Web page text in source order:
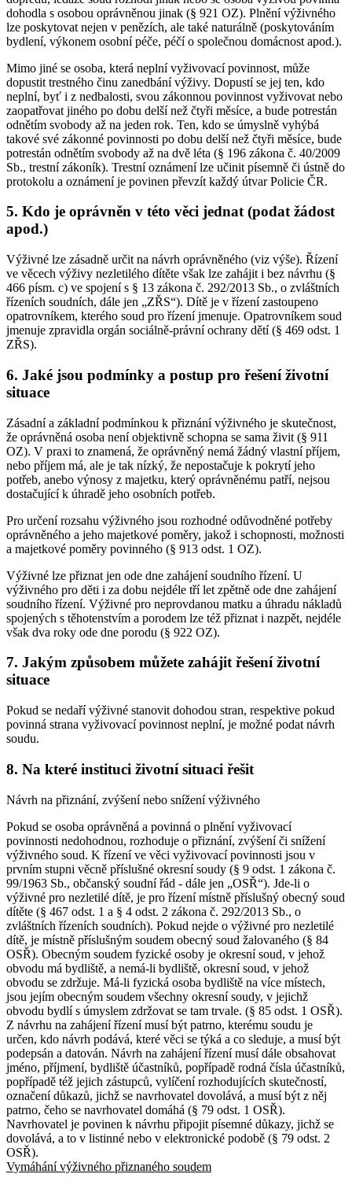
dohodla s osobou oprávněnou jinak (§ 921 OZ). Plnění výživného
lze poskytovat nejen v penězích, ale také naturálně (poskytováním
bydlení, výkonem osobní péče, péčí o společnou domácnost apod.).
Mimo jiné se osoba, která neplní vyživovací povinnost, může
dopustit trestného činu zanedbání výživy. Dopustí se jej ten, kdo
neplní, byť i z nedbalosti, svou zákonnou povinnost vyživovat nebo
zaopatřovat jiného po dobu delší než čtyři měsíce, a bude potrestán
odnětím svobody až na jeden rok. Ten, kdo se úmyslně vyhýbá
takové své zákonné povinnosti po dobu delší než čtyři měsíce, bude
potrestán odnětím svobody až na dvě léta (§ 196 zákona č. 40/2009
Sb., trestní zákoník). Trestní oznámení lze učinit písemně či ústně do
protokolu a oznámení je povinen převzít každý útvar Policie ČR.
5. Kdo je oprávněn v této věci jednat (podat žádost
apod.)
Výživné lze zásadně určit na návrh oprávněného (viz výše). Řízení
ve věcech výživy nezletilého dítěte však lze zahájit i bez návrhu (§
466 písm. c) ve spojení s § 13 zákona č. 292/2013 Sb., o zvláštních
řízeních soudních, dále jen „ZŘS“). Dítě je v řízení zastoupeno
opatrovníkem, kterého soud pro řízení jmenuje. Opatrovníkem soud
jmenuje zpravidla orgán sociálně-právní ochrany dětí (§ 469 odst. 1
ZŘS).
6. Jaké jsou podmínky a postup pro řešení životní
situace
Zásadní a základní podmínkou k přiznání výživného je skutečnost,
že oprávněná osoba není objektivně schopna se sama živit (§ 911
OZ). V praxi to znamená, že oprávněný nemá žádný vlastní příjem,
nebo příjem má, ale je tak nízký, že nepostačuje k pokrytí jeho
potřeb, anebo výnosy z majetku, který oprávněnému patří, nejsou
dostačující k úhradě jeho osobních potřeb.
Pro určení rozsahu výživného jsou rozhodné odůvodněné potřeby
oprávněného a jeho majetkové poměry, jakož i schopnosti, možnosti
a majetkové poměry povinného (§ 913 odst. 1 OZ).
Výživné lze přiznat jen ode dne zahájení soudního řízení. U
výživného pro děti i za dobu nejdéle tří let zpětně ode dne zahájení
soudního řízení. Výživné pro neprovdanou matku a úhradu nákladů
spojených s těhotenstvím a porodem lze též přiznat i nazpět, nejdéle
však dva roky ode dne porodu (§ 922 OZ).
7. Jakým způsobem můžete zahájit řešení životní
situace
Pokud se nedaří výživné stanovit dohodou stran, respektive pokud
povinná strana vyživovací povinnost neplní, je možné podat návrh
soudu.
8. Na které instituci životní situaci řešit
Návrh na přiznání, zvýšení nebo snížení výživného
Pokud se osoba oprávněná a povinná o plnění vyživovací
povinnosti nedohodnou, rozhoduje o přiznání, zvýšení či snížení
výživného soud. K řízení ve věci vyživovací povinnosti jsou v
prvním stupni věcně příslušné okresní soudy (§ 9 odst. 1 zákona č.
99/1963 Sb., občanský soudní řád - dále jen „OSŘ“). Jde-li o
výživné pro nezletilé dítě, je pro řízení místně příslušný obecný soud
dítěte (§ 467 odst. 1 a § 4 odst. 2 zákona č. 292/2013 Sb., o
zvláštních řízeních soudních). Pokud nejde o výživné pro nezletilé
dítě, je místně příslušným soudem obecný soud žalovaného (§ 84
OSŘ). Obecným soudem fyzické osoby je okresní soud, v jehož
obvodu má bydliště, a nemá-li bydliště, okresní soud, v jehož
obvodu se zdržuje. Má-li fyzická osoba bydliště na více místech,
jsou jejím obecným soudem všechny okresní soudy, v jejichž
obvodu bydlí s úmyslem zdržovat se tam trvale. (§ 85 odst. 1 OSŘ).
Z návrhu na zahájení řízení musí být patrno, kterému soudu je
určen, kdo návrh podává, které věci se týká a co sleduje, a musí být
podepsán a datován. Návrh na zahájení řízení musí dále obsahovat
jméno, příjmení, bydliště účastníků, popřípadě rodná čísla účastníků,
popřípadě též jejich zástupců, vylíčení rozhodujících skutečností,
označení důkazů, jichž se navrhovatel dovolává, a musí být z něj
patrno, čeho se navrhovatel domáhá (§ 79 odst. 1 OSŘ).
Navrhovatel je povinen k návrhu připojit písemné důkazy, jichž se
dovolává, a to v listinné nebo v elektronické podobě (§ 79 odst. 2
OSŘ).
Vymáhání výživného přiznaného soudem